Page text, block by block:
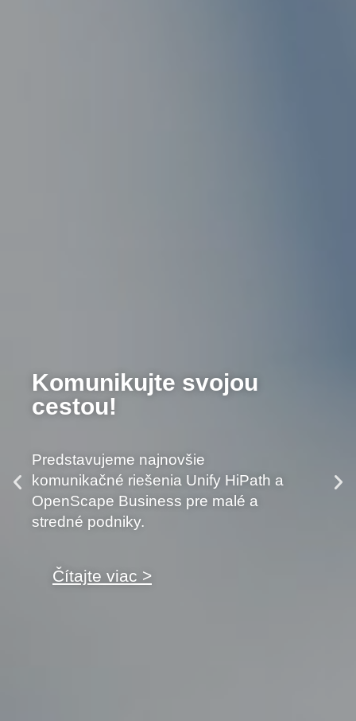
Komunikujte svojou
cestou!
Predstavujeme najnovšie
komunikačné riešenia Unify HiPath a
OpenScape Business pre malé a
stredné podniky.
Čítajte viac >